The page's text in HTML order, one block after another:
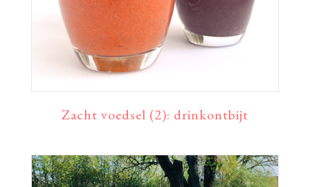
Zacht voedsel (2): drinkontbijt